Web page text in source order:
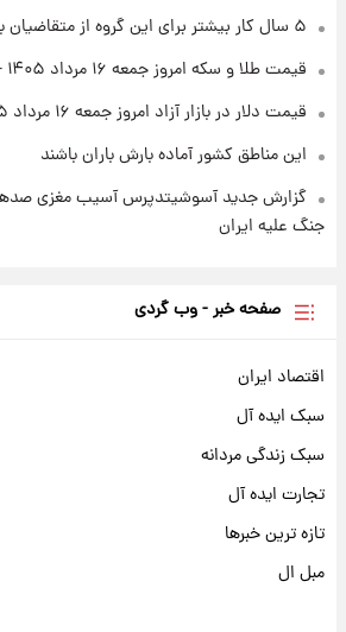
قیمت سکه و طلا فردا
۵ سال کار بیشتر برای این گروه از متقاضیان بازنشستگی
قیمت طلا و سکه امروز جمعه ۱۶ مرداد ۱۴۰۵ +جدول
قیمت دلار در بازار آزاد امروز جمعه ۱۶ مرداد ۱۴۰۵
این مناطق کشور آماده بارش باران باشند
گزارش جدید آسوشیتدپرس آسیب مغزی صدها
جنگ علیه ایران
صفحه خبر - وب گردی
اقتصاد ایران
سبک ایده آل
سبک زندگی مردانه
تجارت ایده آل
تازه ترین خبرها
مبل ال